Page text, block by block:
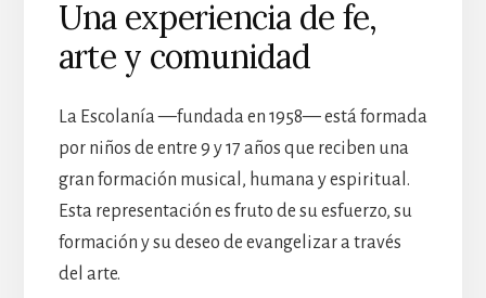
Una experiencia de fe,
arte y comunidad
La Escolanía —fundada en 1958— está formada
por niños de entre 9 y 17 años que reciben una
gran formación musical, humana y espiritual.
Esta representación es fruto de su esfuerzo, su
formación y su deseo de evangelizar a través
del arte.